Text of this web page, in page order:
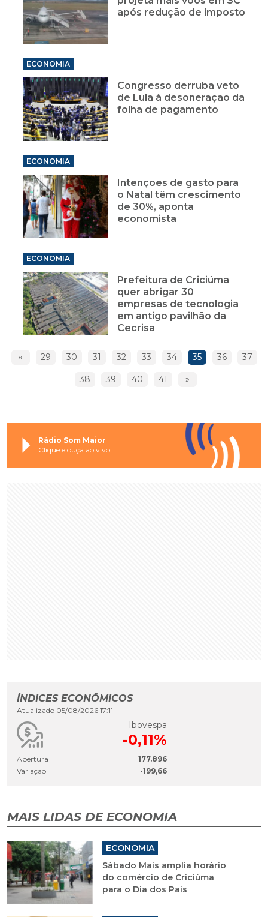
após redução de imposto
ECONOMIA
Congresso derruba veto
de Lula à desoneração da
folha de pagamento
ECONOMIA
Intenções de gasto para
o Natal têm crescimento
de 30%, aponta
economista
ECONOMIA
Prefeitura de Criciúma
quer abrigar 30
empresas de tecnologia
em antigo pavilhão da
Cecrisa
« 29 30 31 32 33 34 35 36 37
38 39 40 41 »
Rádio Som Maior
Clique e ouça ao vivo
ÍNDICES ECONÔMICOS
Atualizado 05/08/2026 17:11
Ibovespa
-0,11%
Abertura
177.896
Variação
-199,66
MAIS LIDAS DE ECONOMIA
ECONOMIA
Sábado Mais amplia horário
do comércio de Criciúma
para o Dia dos Pais